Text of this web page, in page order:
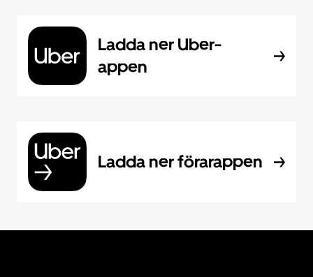
Ladda ner Uber-
appen
Ladda ner förarappen